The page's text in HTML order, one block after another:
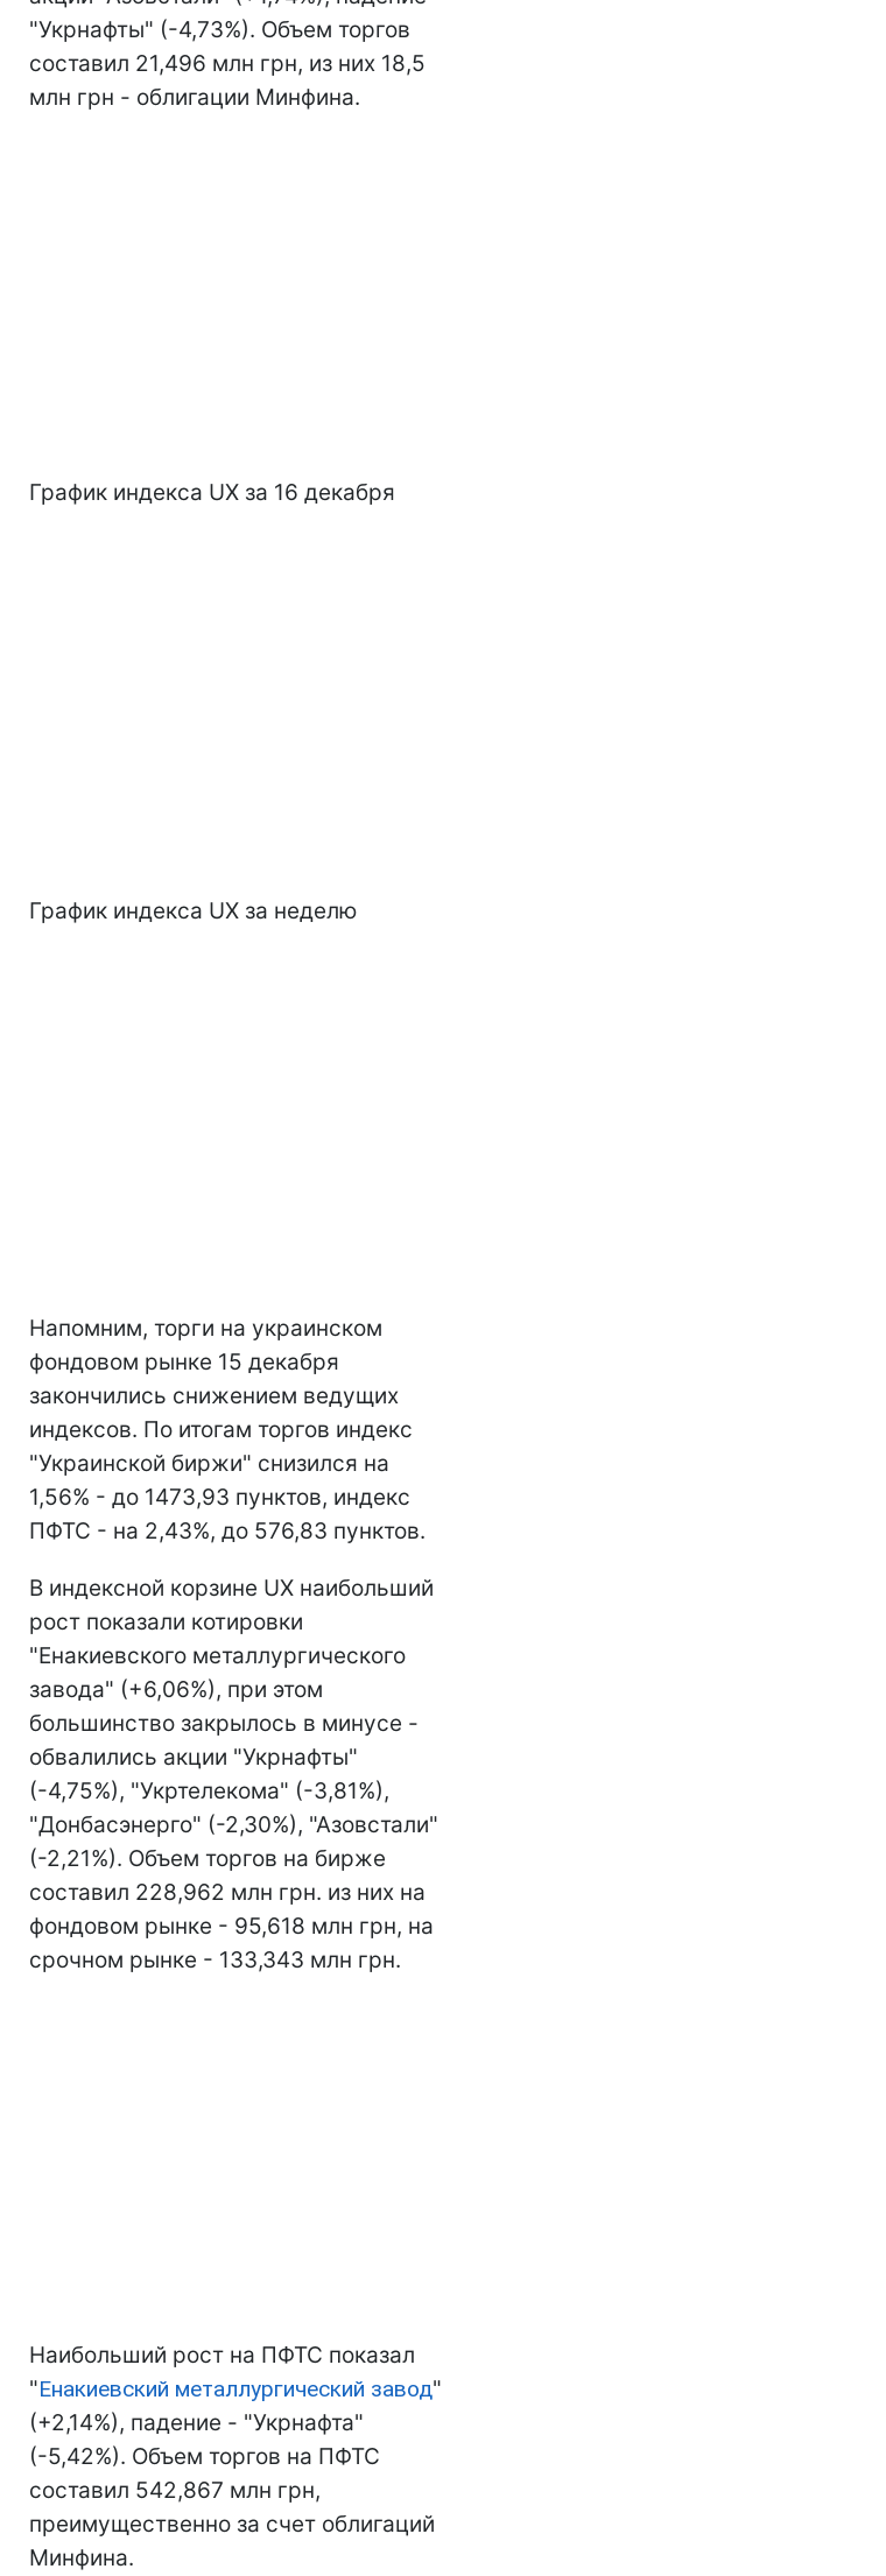
"Укрнафты" (-4,73%). Объем торгов
составил 21,496 млн грн, из них 18,5
млн грн - облигации Минфина.
График индекса UX за 16 декабря
График индекса UX за неделю
Напомним, торги на украинском
фондовом рынке 15 декабря
закончились снижением ведущих
индексов. По итогам торгов индекс
"Украинской биржи" снизился на
1,56% - до 1473,93 пунктов, индекс
ПФТС - на 2,43%, до 576,83 пунктов.
В индексной корзине UX наибольший
рост показали котировки
"Енакиевского металлургического
завода" (+6,06%), при этом
большинство закрылось в минусе -
обвалились акции "Укрнафты"
(-4,75%), "Укртелекома" (-3,81%),
"Донбасэнерго" (-2,30%), "Азовстали"
(-2,21%). Объем торгов на бирже
составил 228,962 млн грн. из них на
фондовом рынке - 95,618 млн грн, на
срочном рынке - 133,343 млн грн.
Наибольший рост на ПФТС показал
"Енакиевский металлургический завод"
(+2,14%), падение - "Укрнафта"
(-5,42%). Объем торгов на ПФТС
составил 542,867 млн грн,
преимущественно за счет облигаций
Минфина.